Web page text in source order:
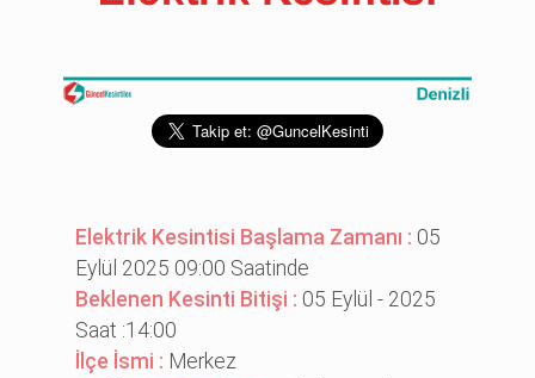
Elektrik Kesintisi Başlama Zamanı : 05
Eylül 2025 09:00 Saatinde
Beklenen Kesinti Bitişi : 05 Eylül - 2025
Saat :14:00
İlçe İsmi : Merkez